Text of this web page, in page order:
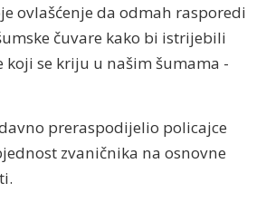
ovlašćenje da odmah rasporedi
čuvare kako bi istrijebili
se kriju u našim šumama -
preraspodijelio policajce
zvaničnika na osnovne